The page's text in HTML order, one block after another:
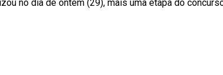
no dia de ontem (29), mais uma etapa do